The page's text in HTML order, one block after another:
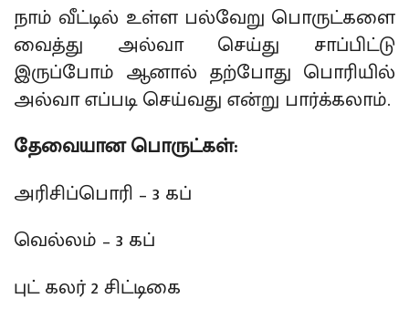
நாம் வீட்டில் உள்ள பல்வேறு பொருட்களை
வைத்து அல்வா செய்து சாப்பிட்டு
இருப்போம் ஆனால் தற்போது பொரியில்
அல்வா எப்படி செய்வது என்று பார்க்கலாம்.
தேவையான பொருட்கள்:
அரிசிப்பொரி – 3 கப்
வெல்லம் – 3 கப்
புட் கலர் 2 சிட்டிகை